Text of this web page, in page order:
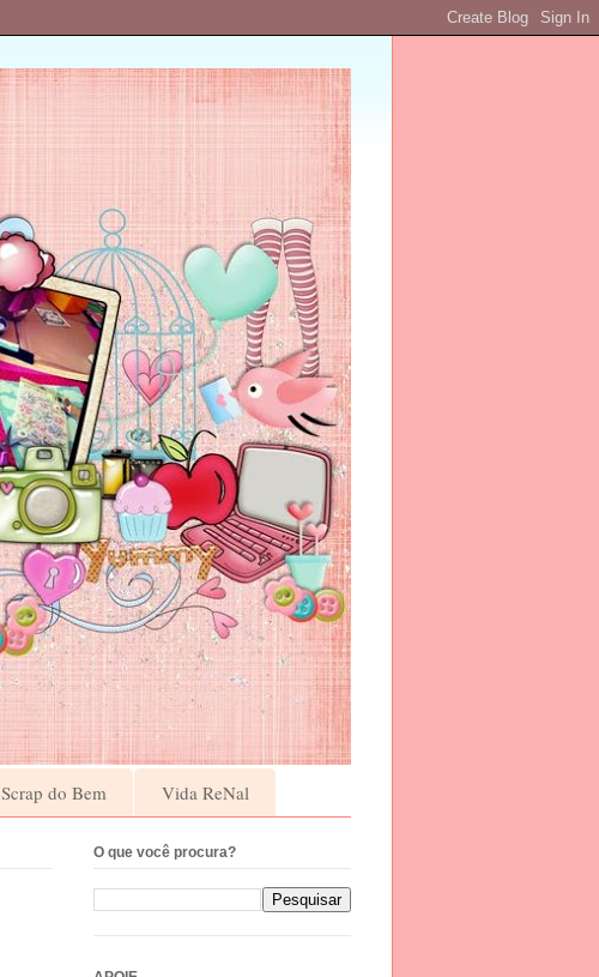
Scrap do Bem Vida ReNal
O que você procura?